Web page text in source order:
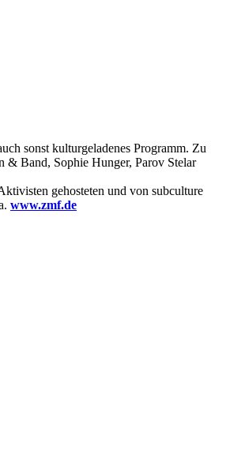
sonst kulturgeladenes Programm. Zu
& Band, Sophie Hunger, Parov Stelar
gehosteten und von subculture
www.zmf.de